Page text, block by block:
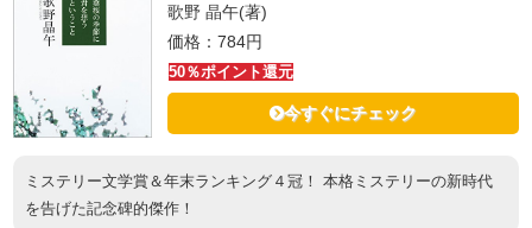
歌野 晶午(著)
価格：784円
50％ポイント還元
今すぐにチェック
ミステリー文学賞＆年末ランキング４冠！ 本格ミステリーの新時代
を告げた記念碑的傑作！